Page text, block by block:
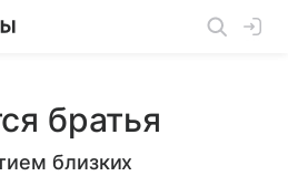
братья
близких